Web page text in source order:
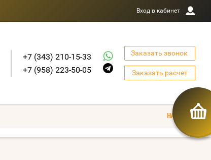
Вход в кабинет
+7 (343) 210-15-33
+7 (958) 223-50-05
Заказать звонок
Заказать расчет